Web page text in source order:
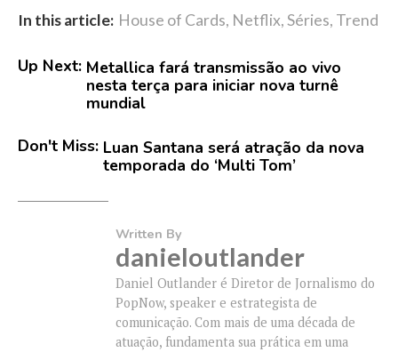
In this article: House of Cards, Netflix,Séries, Trend
Up Next: Metallica fará transmissão ao vivo
nesta terça para iniciar nova turnê
mundial
Don't Miss: Luan Santana será atração da nova
temporada do ‘Multi Tom’
Written By
danieloutlander
Daniel Outlander é Diretor de Jornalismo do
PopNow, speaker e estrategista de
comunicação. Com mais de uma década de
atuação, fundamenta sua prática em uma